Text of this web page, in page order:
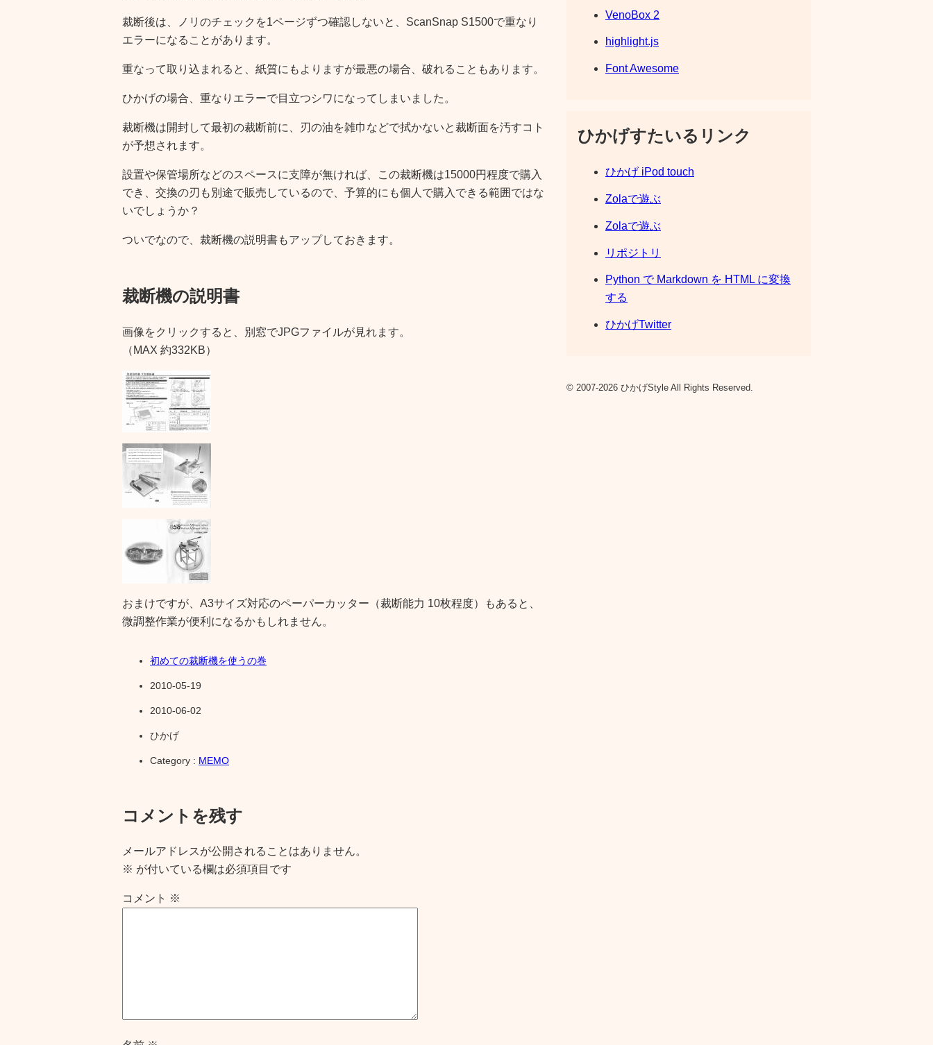
裁断後は、ノリのチェックを1ページずつ確認しないと、ScanSnap S1500で重なり
エラーになることがあります。
重なって取り込まれると、紙質にもよりますが最悪の場合、破れることもあります。
ひかげの場合、重なりエラーで目立つシワになってしまいました。
裁断機は開封して最初の裁断前に、刃の油を雑巾などで拭かないと裁断面を汚すコト
が予想されます。
設置や保管場所などのスペースに支障が無ければ、この裁断機は15000円程度で購入
でき、交換の刃も別途で販売しているので、予算的にも個人で購入できる範囲ではな
いでしょうか？
ついでなので、裁断機の説明書もアップしておきます。
裁断機の説明書
画像をクリックすると、別窓でJPGファイルが見れます。
（MAX 約332KB）
おまけですが、A3サイズ対応のペーパーカッター（裁断能力 10枚程度）もあると、
微調整作業が便利になるかもしれません。
初めての裁断機を使うの巻
2010-05-19
2010-06-02
ひかげ
Category : MEMO
コメントを残す
メールアドレスが公開されることはありません。
※ が付いている欄は必須項目です
コメント ※
VenoBox 2
highlight.js
Font Awesome
ひかげすたいるリンク
ひかげ iPod touch
Zolaで遊ぶ
Zolaで遊ぶ
リポジトリ
Python で Markdown を HTML に変換
する
ひかげTwitter
© 2007-2026 ひかげStyle All Rights Reserved.